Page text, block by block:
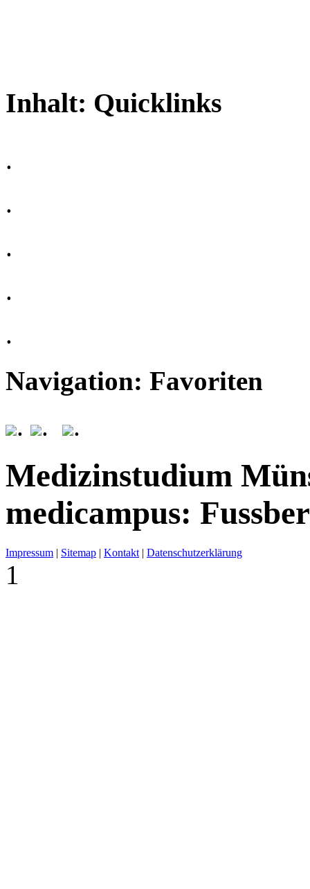
Inhalt: Quicklinks
.
.
.
.
.
Navigation: Favoriten
.
. .
Medizinstudium
medicampus:
Impressum | Sitemap | Kontakt | Datenschutzerklärung
1